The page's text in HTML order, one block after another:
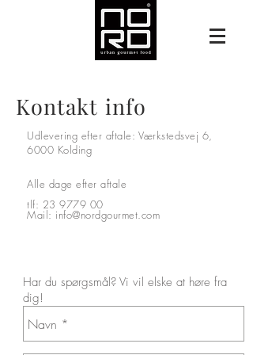
Kontakt info
Udlevering efter aftale: Værkstedsvej 6,
6000 Kolding
Alle dage efter aftale
tlf: 23 9779 00
Mail: info@nordgourmet.com
Har du spørgsmål? Vi vil elske at høre fra
dig!